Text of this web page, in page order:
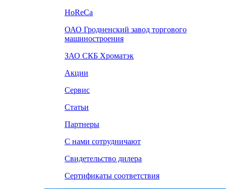
HoReCa
ОАО Гродненский завод торгового
машиностроения
ЗАО СКБ Хроматэк
Акции
Сервис
Статьи
Партнеры
С нами сотрудничают
Свидетельство дилера
Сертификаты соответствия